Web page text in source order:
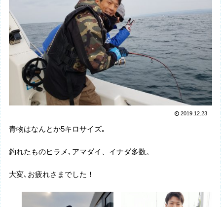
2019.12.23
青物はなんとか5キロサイズ｡
釣れたものヒラメ､アマダイ、イナダ多数。
大変､お疲れさまでした！